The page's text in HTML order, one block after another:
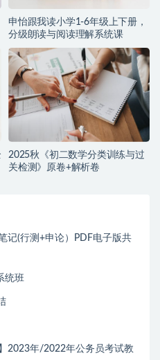
申怡跟我读小学1-6年级上下册，
分级朗读与阅读理解系统课
2025秋《初二数学分类训练与过
关检测》原卷+解析卷
记(行测+申论）PDF电子版共
统班
2023年/2022年公务员考试教